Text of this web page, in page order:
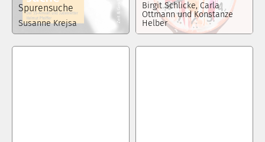
Spurensuche
Susanne Krejsa
Birgit Schlicke, Carla
Ottmann und Konstanze
Helber